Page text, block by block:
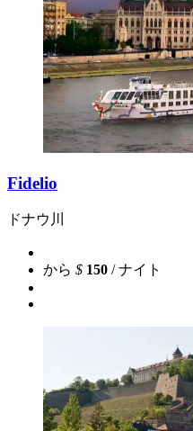
Fidelio
ドナウ川
から $ 150 / ナイト